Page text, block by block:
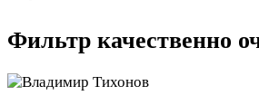
Фильтр качественно